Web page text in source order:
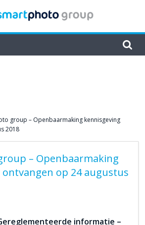
group – Openbaarmaking kennisgeving
2018
– Openbaarmaking
op 24 augustus
Gereglementeerde informatie –